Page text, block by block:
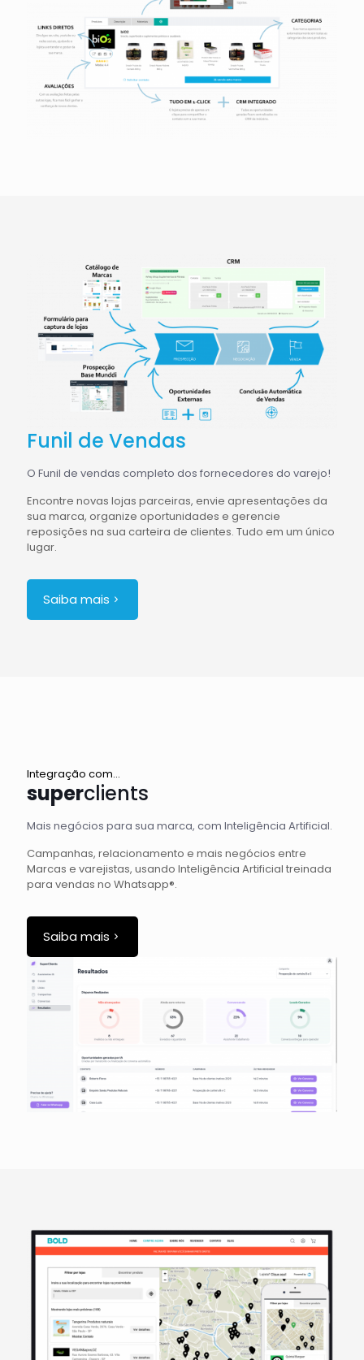
Funil de Vendas
O Funil de vendas completo dos fornecedores do varejo!
Encontre novas lojas parceiras, envie apresentações da
sua marca, organize oportunidades e gerencie
reposições na sua carteira de clientes. Tudo em um único
lugar.
Saiba mais
Integração com...
superclients
Mais negócios para sua marca, com Inteligência Artificial.
Campanhas, relacionamento e mais negócios entre
Marcas e varejistas, usando Inteligência Artificial treinada
para vendas no Whatsapp®.
Saiba mais